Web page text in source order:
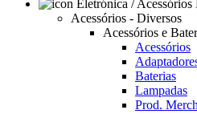
Acessórios - Diversos
Acessórios e
Acessórios
Baterias
Lampadas
Prod.